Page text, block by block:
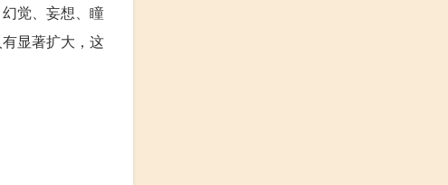
觉、妄想、瞳
显著扩大，这